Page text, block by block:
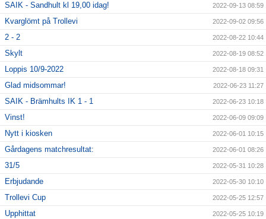
SAIK - Sandhult kl 19,00 idag! 2022-09-13 08:59
Kvarglömt på Trollevi 2022-09-02 09:56
2 - 2 2022-08-22 10:44
Skylt 2022-08-19 08:52
Loppis 10/9-2022 2022-08-18 09:31
Glad midsommar! 2022-06-23 11:27
SAIK - Brämhults IK 1 - 1 2022-06-23 10:18
Vinst! 2022-06-09 09:09
Nytt i kiosken 2022-06-01 10:15
Gårdagens matchresultat: 2022-06-01 08:26
31/5 2022-05-31 10:28
Erbjudande 2022-05-30 10:10
Trollevi Cup 2022-05-25 12:57
Upphittat 2022-05-25 10:19